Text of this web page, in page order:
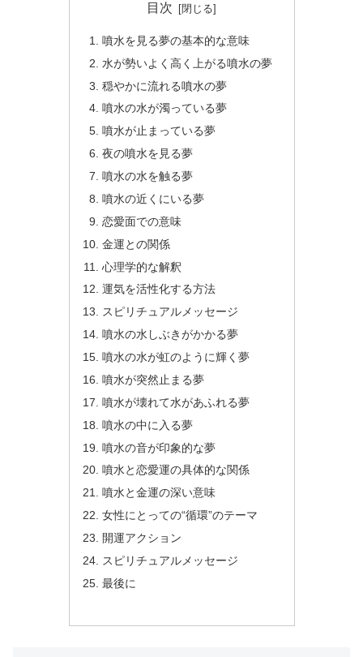
目次
噴水を見る夢の基本的な意味
水が勢いよく高く上がる噴水の夢
穏やかに流れる噴水の夢
噴水の水が濁っている夢
噴水が止まっている夢
夜の噴水を見る夢
噴水の水を触る夢
噴水の近くにいる夢
恋愛面での意味
金運との関係
心理学的な解釈
運気を活性化する方法
スピリチュアルメッセージ
噴水の水しぶきがかかる夢
噴水の水が虹のように輝く夢
噴水が突然止まる夢
噴水が壊れて水があふれる夢
噴水の中に入る夢
噴水の音が印象的な夢
噴水と恋愛運の具体的な関係
噴水と金運の深い意味
女性にとっての“循環”のテーマ
開運アクション
スピリチュアルメッセージ
最後に